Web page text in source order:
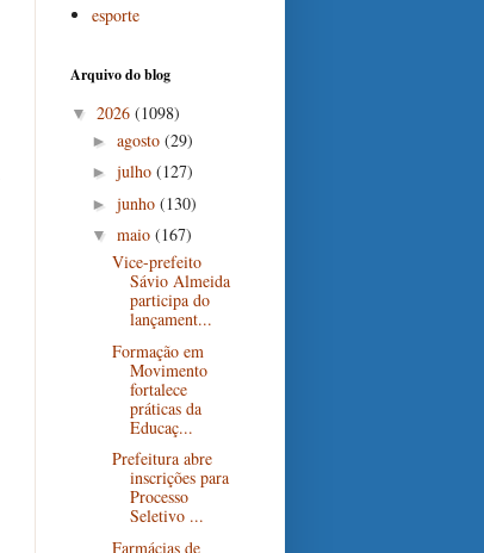
esporte
Arquivo do blog
▼ 2026 (1098)
► agosto (29)
► julho (127)
► junho (130)
▼ maio (167)
Vice-prefeito
Sávio Almeida
participa do
lançament...
Formação em
Movimento
fortalece
práticas da
Educaç...
Prefeitura abre
inscrições para
Processo
Seletivo ...
Farmácias de